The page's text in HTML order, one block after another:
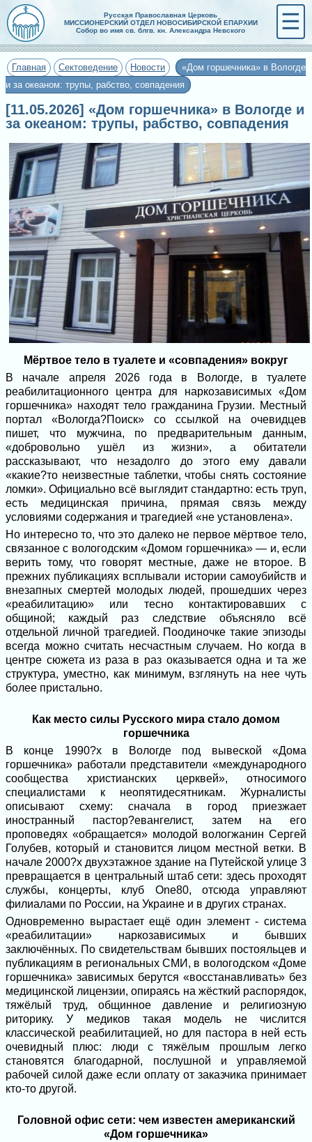
Русская Православная Церковь
МИССИОНЕРСКИЙ ОТДЕЛ НОВОСИБИРСКОЙ ЕПАРХИИ
Собор во имя св. блгв. кн. Александра Невского
☰
Главная Сектоведение Новости
«Дом горшечника» в Вологде
и за океаном: трупы, рабство, совпадения
[11.05.2026] «Дом горшечника» в Вологде и
за океаном: трупы, рабство, совпадения
Мёртвое тело в туалете и «совпадения» вокруг
В начале апреля 2026 года в Вологде, в туалете
реабилитационного центра для наркозависимых «Дом
горшечника» находят тело гражданина Грузии. Местный
портал «Вологда?Поиск» со ссылкой на очевидцев
пишет, что мужчина, по предварительным данным,
«добровольно ушёл из жизни», а обитатели
рассказывают, что незадолго до этого ему давали
«какие?то неизвестные таблетки, чтобы снять состояние
ломки». Официально всё выглядит стандартно: есть труп,
есть медицинская причина, прямая связь между
условиями содержания и трагедией «не установлена».
Но интересно то, что это далеко не первое мёртвое тело,
связанное с вологодским «Домом горшечника» — и, если
верить тому, что говорят местные, даже не второе. В
прежних публикациях всплывали истории самоубийств и
внезапных смертей молодых людей, прошедших через
«реабилитацию» или тесно контактировавших с
общиной; каждый раз следствие объясняло всё
отдельной личной трагедией. Поодиночке такие эпизоды
всегда можно считать несчастным случаем. Но когда в
центре сюжета из раза в раз оказывается одна и та же
структура, уместно, как минимум, взглянуть на нее чуть
более пристально.
Как место силы Русского мира стало домом
горшечника
В конце 1990?х в Вологде под вывеской «Дома
горшечника» работали представители «международного
сообщества христианских церквей», относимого
специалистами к неопятидесятникам. Журналисты
описывают схему: сначала в город приезжает
иностранный пастор?евангелист, затем на его
проповедях «обращается» молодой вологжанин Сергей
Голубев, который и становится лицом местной ветки. В
начале 2000?х двухэтажное здание на Путейской улице 3
превращается в центральный штаб сети: здесь проходят
службы, концерты, клуб One80, отсюда управляют
филиалами по России, на Украине и в других странах.
Одновременно вырастает ещё один элемент - система
«реабилитации» наркозависимых и бывших
заключённых. По свидетельствам бывших постояльцев и
публикациям в региональных СМИ, в вологодском «Доме
горшечника» зависимых берутся «восстанавливать» без
медицинской лицензии, опираясь на жёсткий распорядок,
тяжёлый труд, общинное давление и религиозную
риторику. У медиков такая модель не числится
классической реабилитацией, но для пастора в ней есть
очевидный плюс: люди с тяжёлым прошлым легко
становятся благодарной, послушной и управляемой
рабочей силой даже если оплату от заказчика принимает
кто-то другой.
Головной офис сети: чем известен американский
«Дом горшечника»